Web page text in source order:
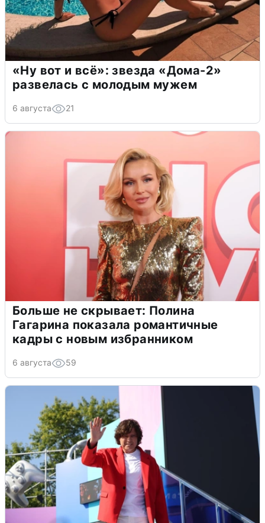
«Ну вот и всё»: звезда «Дома-2»
развелась с молодым мужем
6 августа 21
Больше не скрывает: Полина
Гагарина показала романтичные
кадры с новым избранником
6 августа 59